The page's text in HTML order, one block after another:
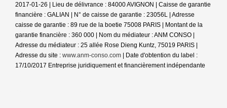
2017-01-26 | Lieu de délivrance : 84000 AVIGNON | Caisse de garantie
financière : GALIAN | N° de caisse de garantie : 23056L | Adresse
caisse de garantie : 89 rue de la boetie 75008 PARIS | Montant de la
garantie financière : 360 000 | Nom du médiateur : ANM CONSO |
Adresse du médiateur : 25 allée Rose Dieng Kuntz, 75019 PARIS |
Adresse du site : www.anm-conso.com | Date d'obtention du label :
17/10/2017 Entreprise juridiquement et financièrement indépendante